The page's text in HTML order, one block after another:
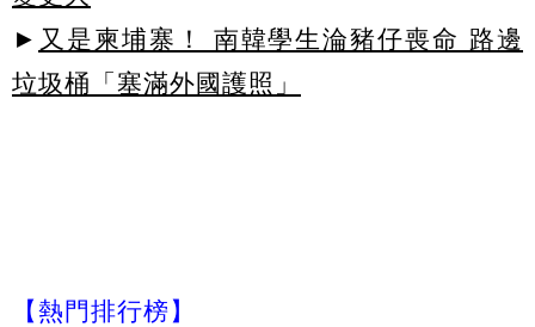
► 又是柬埔寨！ 南韓學生淪豬仔喪命 路邊
垃圾桶「塞滿外國護照」
【熱門排行榜】